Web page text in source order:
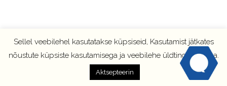
Sellel veebilehel kasutatakse küpsiseid, Kasutamist jätkates
nõustute küpsiste kasutamisega ja veebilehe üldtingimustega.
Aktsepteerin